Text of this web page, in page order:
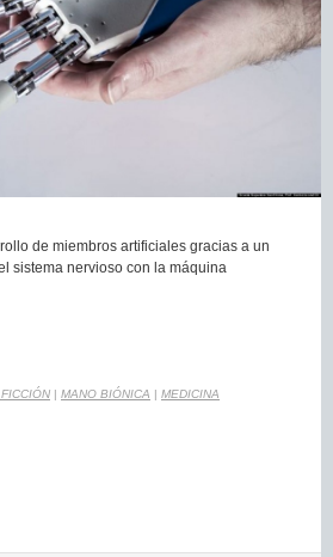
de miembros artificiales gracias a un
sistema nervioso con la máquina
| MANO BIÓNICA | MEDICINA